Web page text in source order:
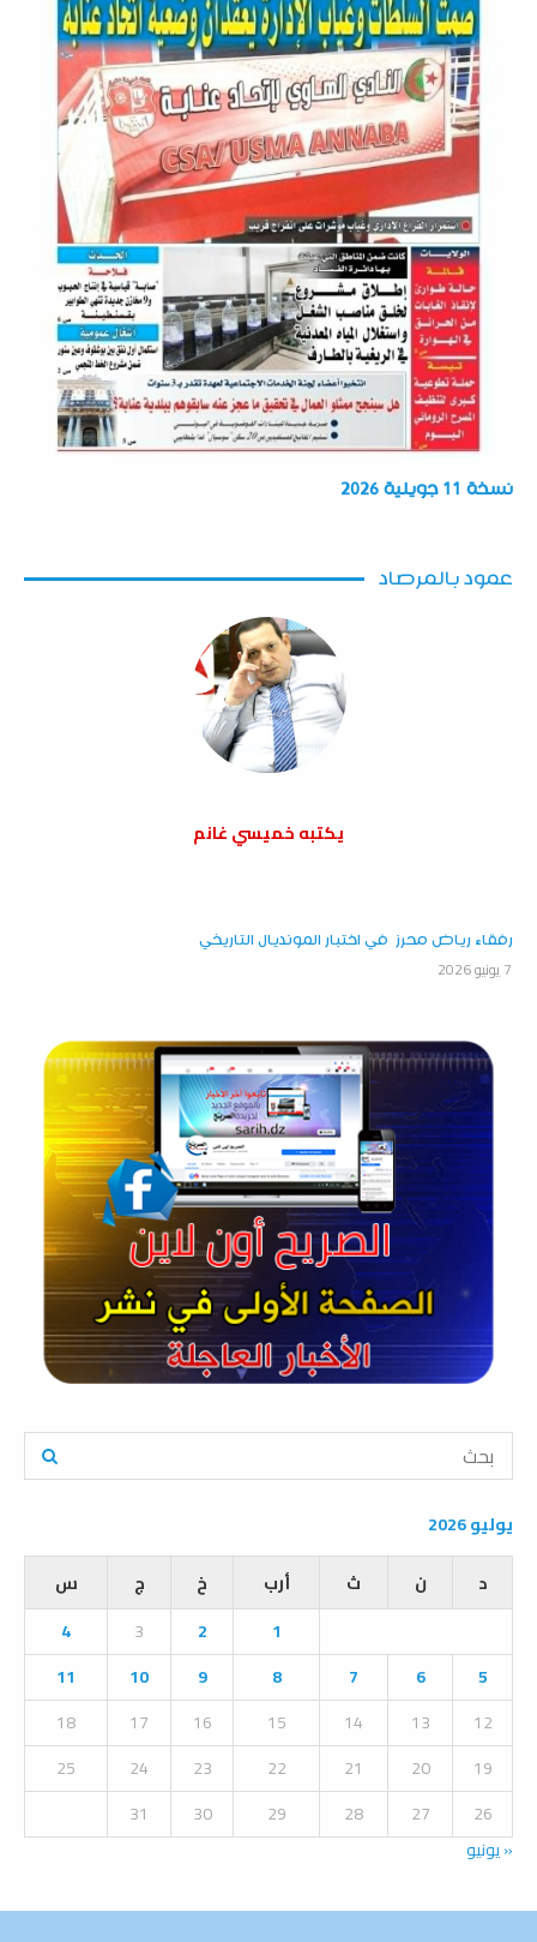
نسخة 11 جويلية 2026
عمود بالمرصاد
يكتبه خميسي غانم
رفقاء رياض محرز في اختبار المونديال التاريخي
7 يونيو 2026
S
r
c
o
E
A
R
C
H
يوليو 2026
د
ن ث أرب خ ج
س
1
2
3
4
5
6
7
8
9
10
11
12
13
14
15
16
17
18
19
20
21
22
23
24
25
26
27
28
29
30
31
« يونيو